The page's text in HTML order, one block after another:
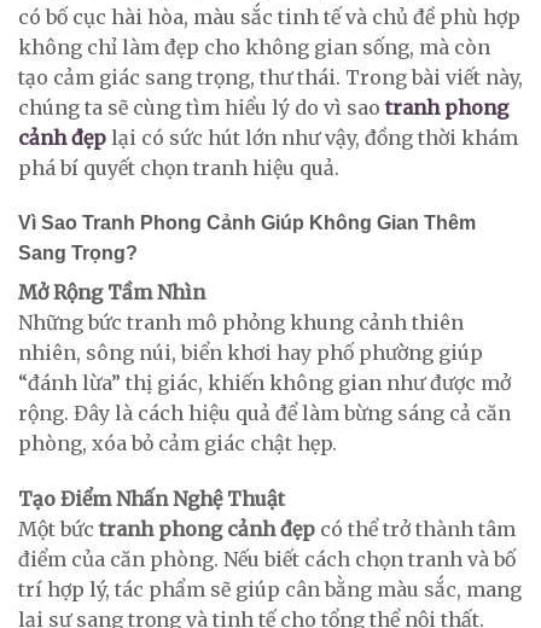
có bố cục hài hòa, màu sắc tinh tế và chủ đề phù hợp
không chỉ làm đẹp cho không gian sống, mà còn
tạo cảm giác sang trọng, thư thái. Trong bài viết này,
chúng ta sẽ cùng tìm hiểu lý do vì saotranh phong
cảnh đẹp lại có sức hút lớn như vậy, đồng thời khám
phá bí quyết chọn tranh hiệu quả.
Vì Sao Tranh Phong Cảnh Giúp Không Gian Thêm
Sang Trọng?
Mở Rộng Tầm Nhìn
Những bức tranh mô phỏng khung cảnh thiên
nhiên, sông núi, biển khơi hay phố phường giúp
“đánh lừa” thị giác, khiến không gian như được mở
rộng. Đây là cách hiệu quả để làm bừng sáng cả căn
phòng, xóa bỏ cảm giác chật hẹp.
Tạo Điểm Nhấn Nghệ Thuật
Một bức tranh phong cảnh đẹp có thể trở thành tâm
điểm của căn phòng. Nếu biết cách chọn tranh và bố
trí hợp lý, tác phẩm sẽ giúp cân bằng màu sắc, mang
lại sự sang trọng và tinh tế cho tổng thể nội thất.